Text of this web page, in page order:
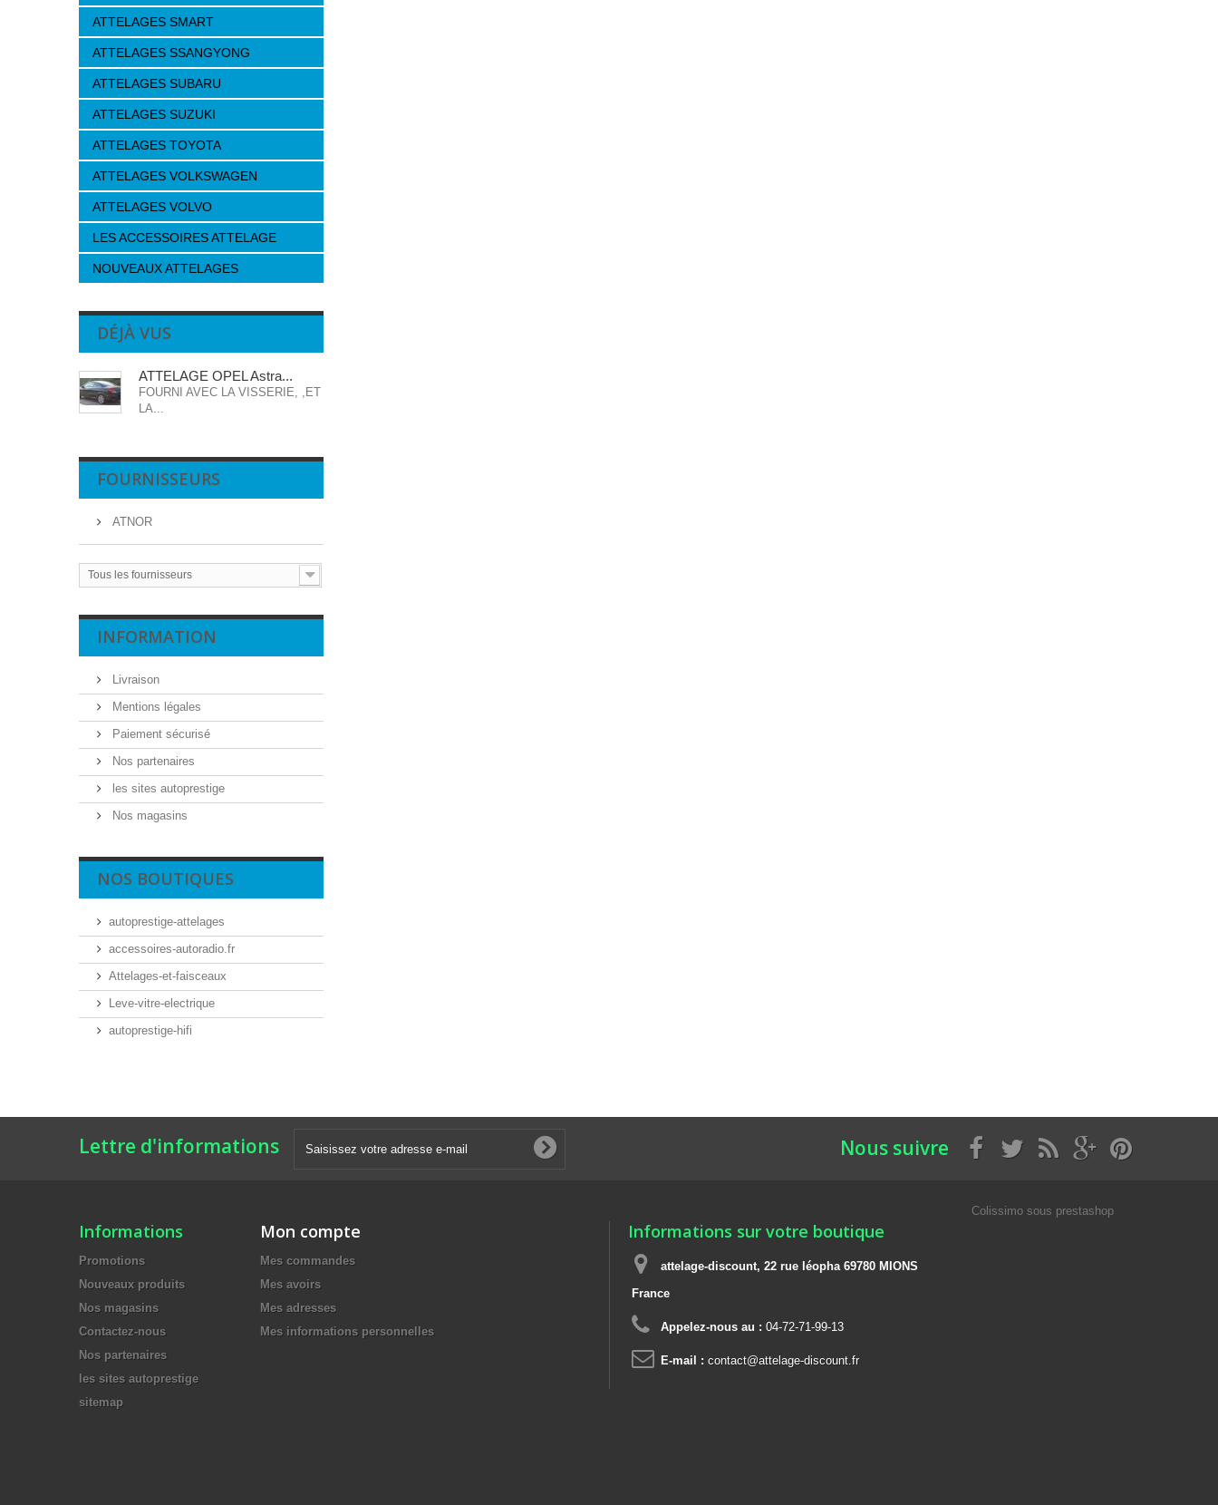
ATTELAGES SMART
ATTELAGES SSANGYONG
ATTELAGES SUBARU
ATTELAGES SUZUKI
ATTELAGES TOYOTA
ATTELAGES VOLKSWAGEN
ATTELAGES VOLVO
LES ACCESSOIRES ATTELAGE
NOUVEAUX ATTELAGES
DÉJÀ VUS
ATTELAGE OPEL Astra...
FOURNI AVEC LA VISSERIE, ,ET
LA...
FOURNISSEURS
ATNOR
Tous les fournisseurs
INFORMATION
Livraison
Mentions légales
Paiement sécurisé
Nos partenaires
les sites autoprestige
Nos magasins
NOS BOUTIQUES
autoprestige-attelages
accessoires-autoradio.fr
Attelages-et-faisceaux
Leve-vitre-electrique
autoprestige-hifi
Lettre d'informations Nous suivre
Informations
Promotions
Nouveaux produits
Nos magasins
Contactez-nous
Nos partenaires
les sites autoprestige
sitemap
Mon compte
Mes commandes
Mes avoirs
Mes adresses
Mes informations personnelles
Informations sur votre boutique
attelage-discount, 22 rue léopha 69780 MIONS
France
Appelez-nous au : 04-72-71-99-13
E-mail : contact@attelage-discount.fr
Colissimo sous prestashop